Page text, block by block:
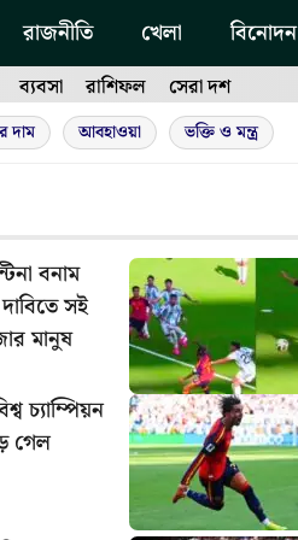
রাজনীতি খেলা বিনোদন
ব্যবসা রাশিফল সেরা দশ
দাম আবহাওয়া ভক্তি ও মন্ত্র
বনাম
সই
মানুষ
চ্যাম্পিয়ন
গেল